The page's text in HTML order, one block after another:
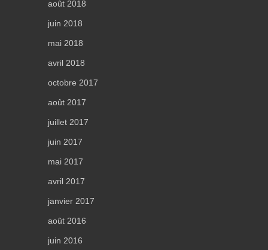
août 2018
juin 2018
mai 2018
avril 2018
octobre 2017
août 2017
juillet 2017
juin 2017
mai 2017
avril 2017
janvier 2017
août 2016
juin 2016